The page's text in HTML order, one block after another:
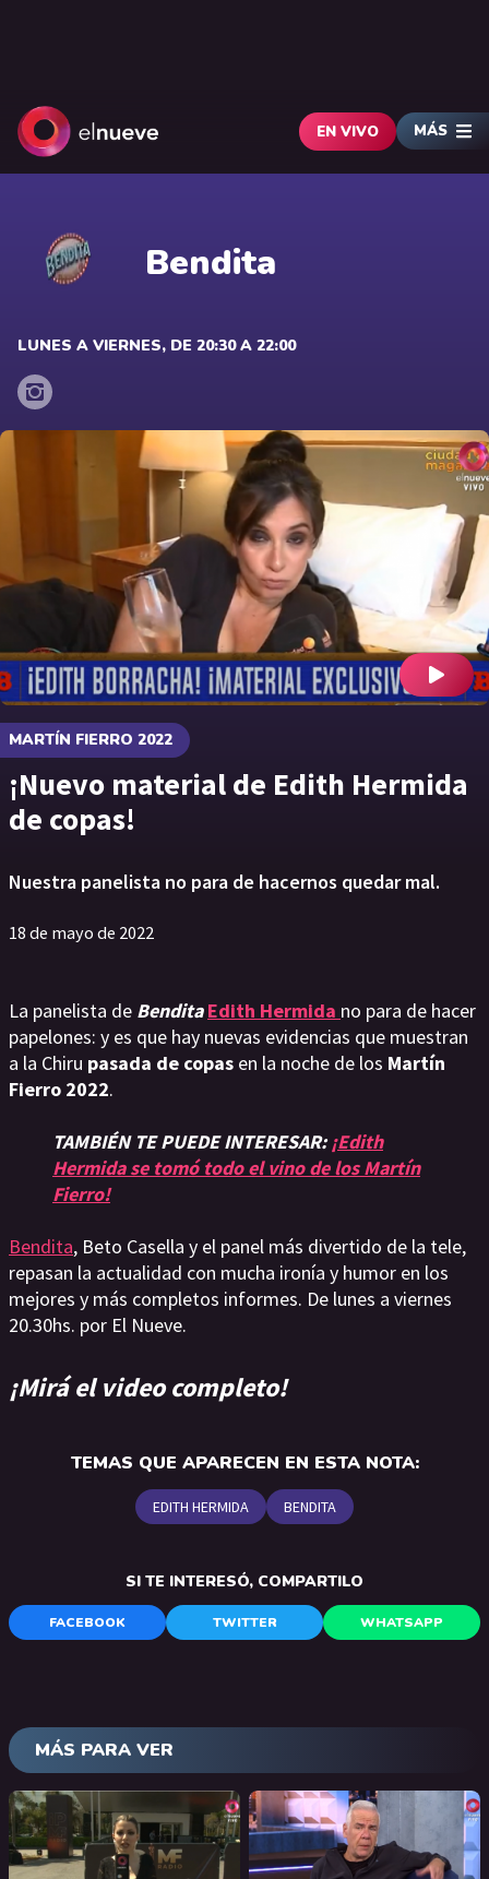
EN VIVO MÁS
Bendita
LUNES A VIERNES, DE 20:30 A 22:00
MARTÍN FIERRO 2022
¡Nuevo material de Edith Hermida
de copas!
Nuestra panelista no para de hacernos quedar mal.
18 de mayo de 2022
La panelista de Bendita Edith Hermida no para de hacer
papelones: y es que hay nuevas evidencias que muestran
a la Chiru pasada de copas en la noche de los Martín
Fierro 2022.
TAMBIÉN TE PUEDE INTERESAR:¡Edith
Hermida se tomó todo el vino de los Martín
Fierro!
Bendita, Beto Casella y el panel más divertido de la tele,
repasan la actualidad con mucha ironía y humor en los
mejores y más completos informes. De lunes a viernes
20.30hs. por El Nueve.
¡Mirá el video completo!
TEMAS QUE APARECEN EN ESTA NOTA:
EDITH HERMIDA BENDITA
SI TE INTERESÓ, COMPARTILO
FACEBOOK TWITTER WHATSAPP
MÁS PARA VER